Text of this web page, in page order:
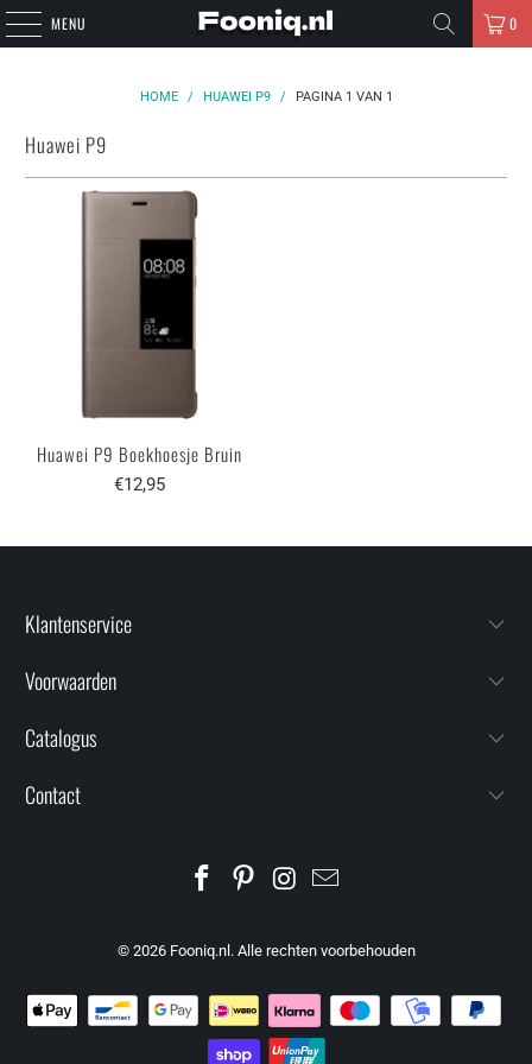
MENU 0
HOME / HUAWEI P9 / PAGINA 1 VAN 1
Huawei P9
Huawei P9 Boekhoesje Bruin
€12,95
Klantenservice
Voorwaarden
Catalogus
Contact
© 2026 Fooniq.nl . Alle rechten voorbehouden